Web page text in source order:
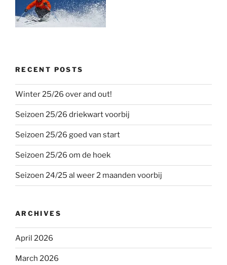
RECENT POSTS
Winter 25/26 over and out!
Seizoen 25/26 driekwart voorbij
Seizoen 25/26 goed van start
Seizoen 25/26 om de hoek
Seizoen 24/25 al weer 2 maanden voorbij
ARCHIVES
April 2026
March 2026